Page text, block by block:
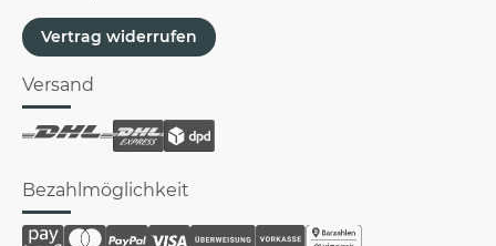
Vertrag widerrufen
Versand
Bezahlmöglichkeit